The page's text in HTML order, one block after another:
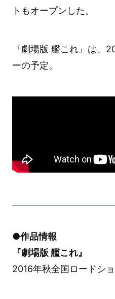
トもオープンした。
『劇場版 艦これ』は、
ーの予定。
●作品情報
『劇場版 艦これ』
2016年秋全国ロードシ